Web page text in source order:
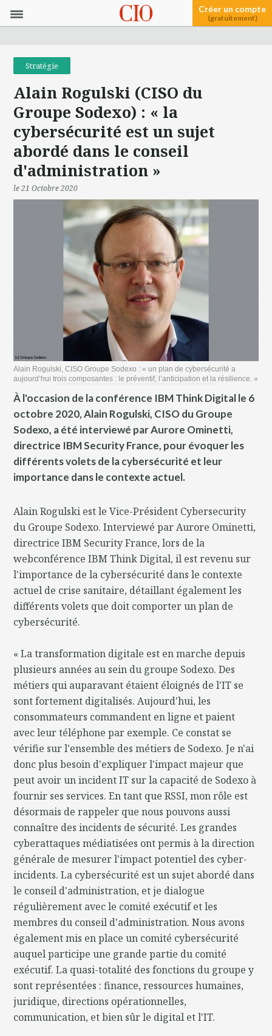
Créer un compte
(gratuitement)
Stratégie
Alain Rogulski (CISO du
Groupe Sodexo) : « la
cybersécurité est un sujet
abordé dans le conseil
d'administration »
le 21 Octobre 2020
Alain Rogulski, CISO Groupe Sodexo : « un plan de cybersécurité a
aujourd’hui trois composantes : le préventif, l’anticipation et la résilience. »
À l'occasion de la conférence IBM Think Digital le 6
octobre 2020, Alain Rogulski, CISO du Groupe
Sodexo, a été interviewé par Aurore Ominetti,
directrice IBM Security France, pour évoquer les
différents volets de la cybersécurité et leur
importance dans le contexte actuel.
Alain Rogulski est le Vice-Président Cybersecurity
du Groupe Sodexo. Interviewé par Aurore Ominetti,
directrice IBM Security France, lors de la
webconférence IBM Think Digital, il est revenu sur
l'importance de la cybersécurité dans le contexte
actuel de crise sanitaire, détaillant également les
différents volets que doit comporter un plan de
cybersécurité.
« La transformation digitale est en marche depuis
plusieurs années au sein du groupe Sodexo. Des
métiers qui auparavant étaient éloignés de l'IT se
sont fortement digitalisés. Aujourd'hui, les
consommateurs commandent en ligne et paient
avec leur téléphone par exemple. Ce constat se
vérifie sur l'ensemble des métiers de Sodexo. Je n'ai
donc plus besoin d'expliquer l'impact majeur que
peut avoir un incident IT sur la capacité de Sodexo à
fournir ses services. En tant que RSSI, mon rôle est
désormais de rappeler que nous pouvons aussi
connaître des incidents de sécurité. Les grandes
cyberattaques médiatisées ont permis à la direction
générale de mesurer l'impact potentiel des cyber-
incidents. La cybersécurité est un sujet abordé dans
le conseil d'administration, et je dialogue
régulièrement avec le comité exécutif et les
membres du conseil d'administration. Nous avons
également mis en place un comité cybersécurité
auquel participe une grande partie du comité
exécutif. La quasi-totalité des fonctions du groupe y
sont représentées : finance, ressources humaines,
juridique, directions opérationnelles,
communication, et bien sûr le digital et l'IT.